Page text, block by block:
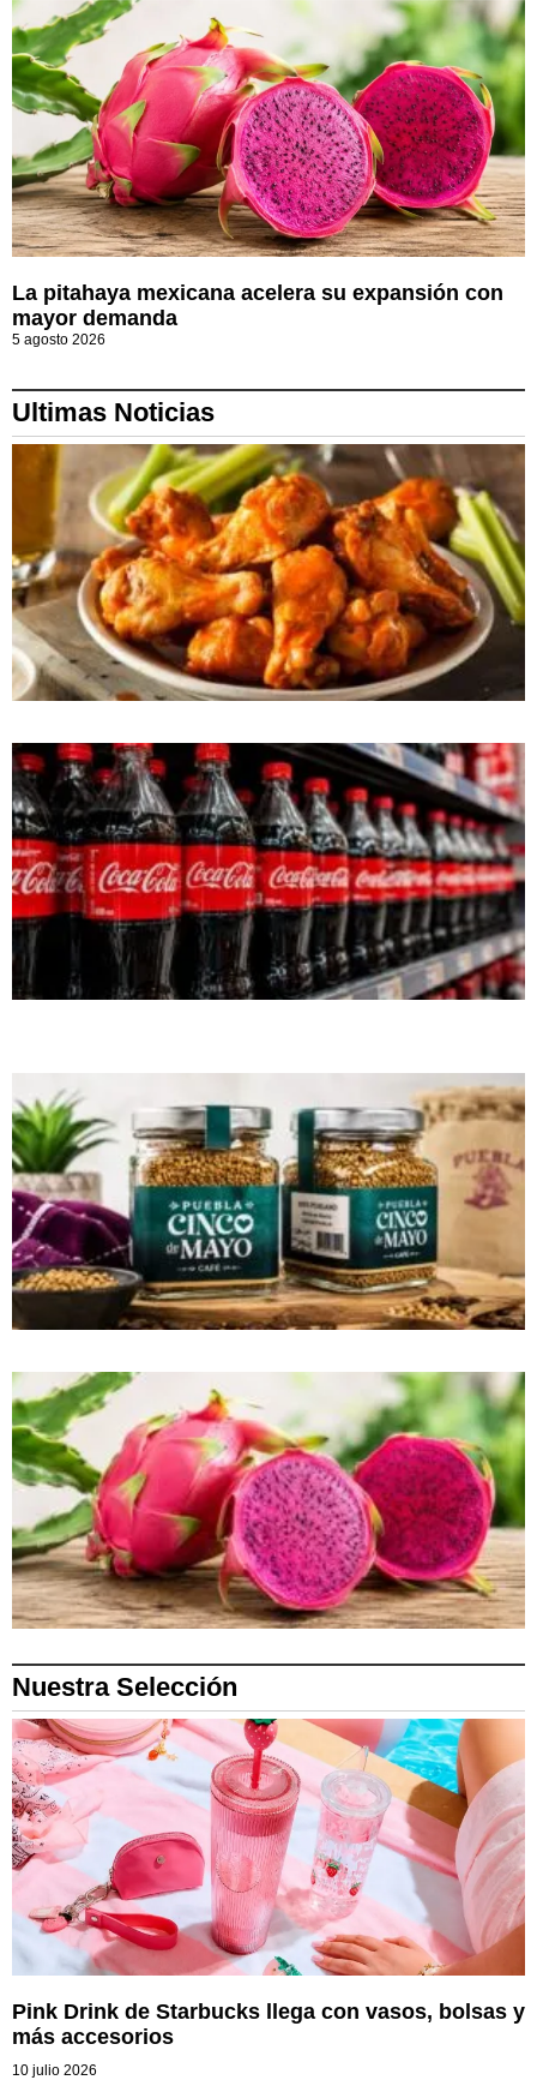
La pitahaya mexicana acelera su expansión con
mayor demanda
5 agosto 2026
Ultimas Noticias
Nuestra Selección
Pink Drink de Starbucks llega con vasos, bolsas y
más accesorios
10 julio 2026